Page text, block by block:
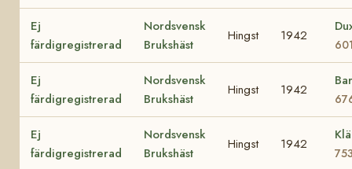
Ej
färdigregistrerad
Nordsvensk
Brukshäst
Hingst 1942
Ej
färdigregistrerad
Nordsvensk
Brukshäst
Hingst 1942
Ej
färdigregistrerad
Nordsvensk
Brukshäst
Hingst 1942